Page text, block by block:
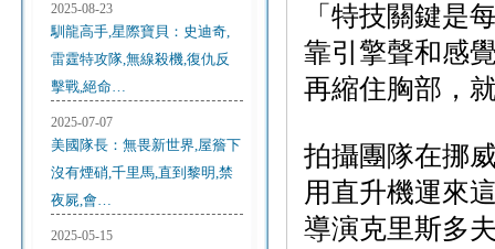
2025-08-23
馴龍高手,星際寶貝：史迪奇,
雷霆特攻隊,無線殺機,復仇反
擊戰,絕命…
2025-07-07
美國隊長：無畏新世界,屋簷下
沒有煙硝,千里馬,直到黎明,禁
夜屍,會…
2025-05-15
「特技關鍵是
靠引擎聲和感
再縮住胸部，
拍攝團隊在挪
用直升機運來
導演克里斯多